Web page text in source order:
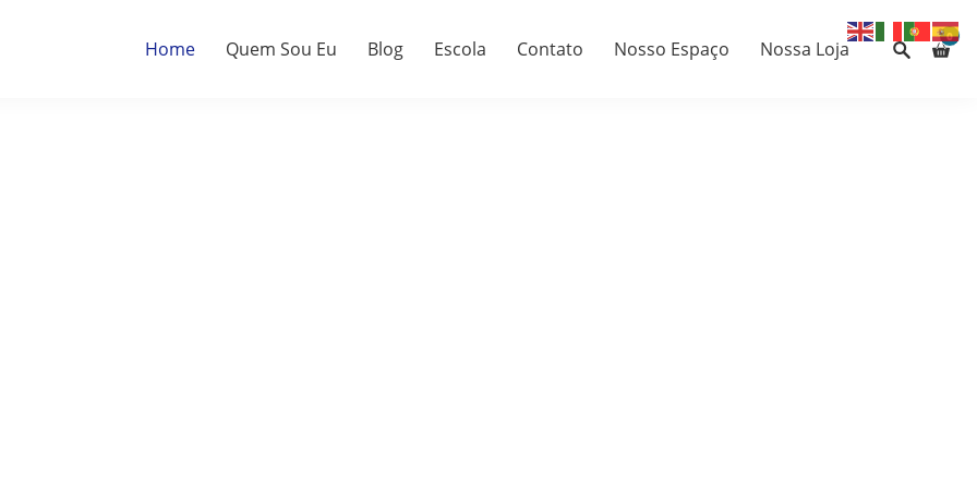
Home Quem Sou Eu Blog Escola Contato Nosso Espaço Nossa Loja
0